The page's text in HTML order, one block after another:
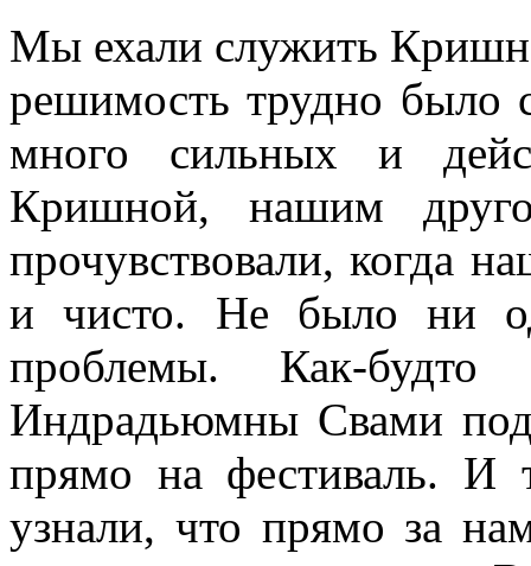
Мы ехали служить
решимость трудно
много сильных и
Кришной, нашим
прочувствовали, когда
и чисто. Не было ни
проблемы. Как-
Индрадьюмны Свами
прямо на фестиваль. И
узнали, что прямо за